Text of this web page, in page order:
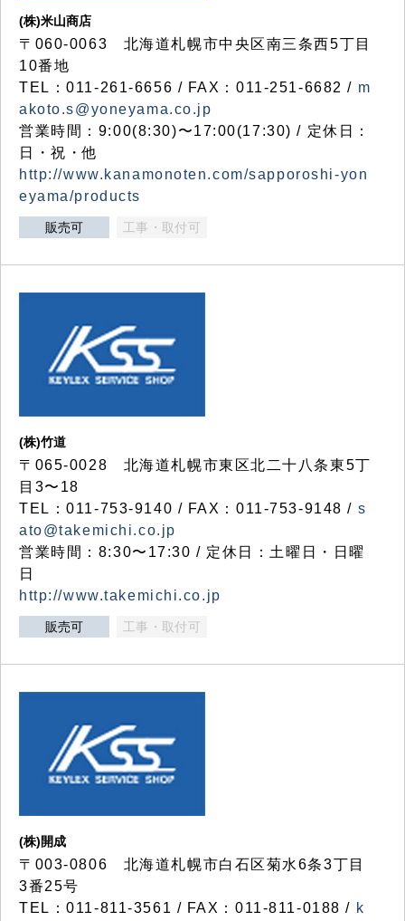
(株)米山商店
〒060-0063 北海道札幌市中央区南三条西5丁目
10番地
TEL：011-261-6656 / FAX：011-251-6682 / m
akoto.s@yoneyama.co.jp
営業時間：9:00(8:30)〜17:00(17:30) / 定休日：
日・祝・他
http://www.kanamonoten.com/sapporoshi-yon
eyama/products
販売可 工事・取付可
(株)竹道
〒065-0028 北海道札幌市東区北二十八条東5丁
目3〜18
TEL：011-753-9140 / FAX：011-753-9148 / s
ato@takemichi.co.jp
営業時間：8:30〜17:30 / 定休日：土曜日・日曜
日
http://www.takemichi.co.jp
販売可 工事・取付可
(株)開成
〒003-0806 北海道札幌市白石区菊水6条3丁目
3番25号
TEL：011-811-3561 / FAX：011-811-0188 / k